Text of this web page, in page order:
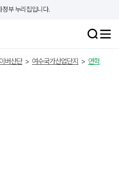
정부 누리집입니다.
버산단 > 여수국가산업단지 > 연혁